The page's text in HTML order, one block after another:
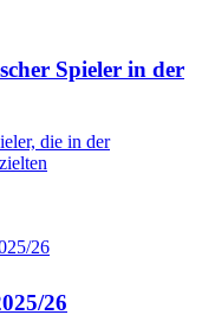
Spieler in der
die in der
26